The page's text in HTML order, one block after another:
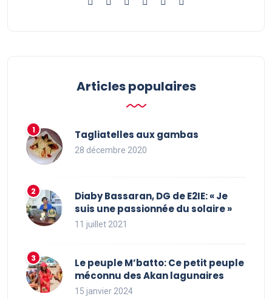
Articles populaires
Tagliatelles aux gambas
28 décembre 2020
Diaby Bassaran, DG de E2IE: « Je
suis une passionnée du solaire »
11 juillet 2021
Le peuple M’batto: Ce petit peuple
méconnu des Akan lagunaires
15 janvier 2024